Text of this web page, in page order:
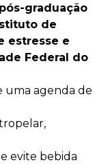
graduação
de
estresse e
Federal do
uma agenda de
evite bebida